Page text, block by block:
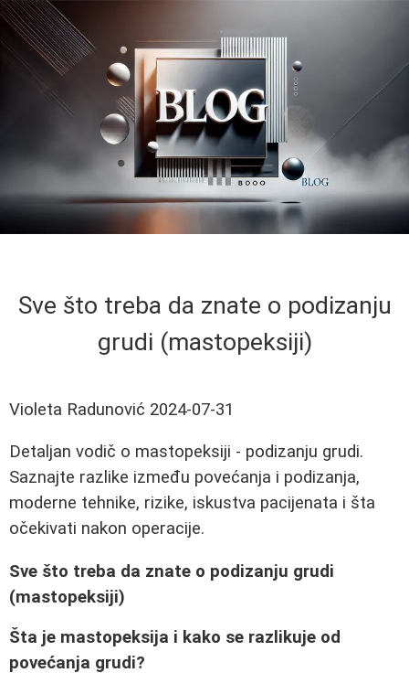
Sve što treba da znate o podizanju
grudi (mastopeksiji)
Violeta Radunović 2024-07-31
Detaljan vodič o mastopeksiji - podizanju grudi.
Saznajte razlike između povećanja i podizanja,
moderne tehnike, rizike, iskustva pacijenata i šta
očekivati nakon operacije.
Sve što treba da znate o podizanju grudi
(mastopeksiji)
Šta je mastopeksija i kako se razlikuje od
povećanja grudi?